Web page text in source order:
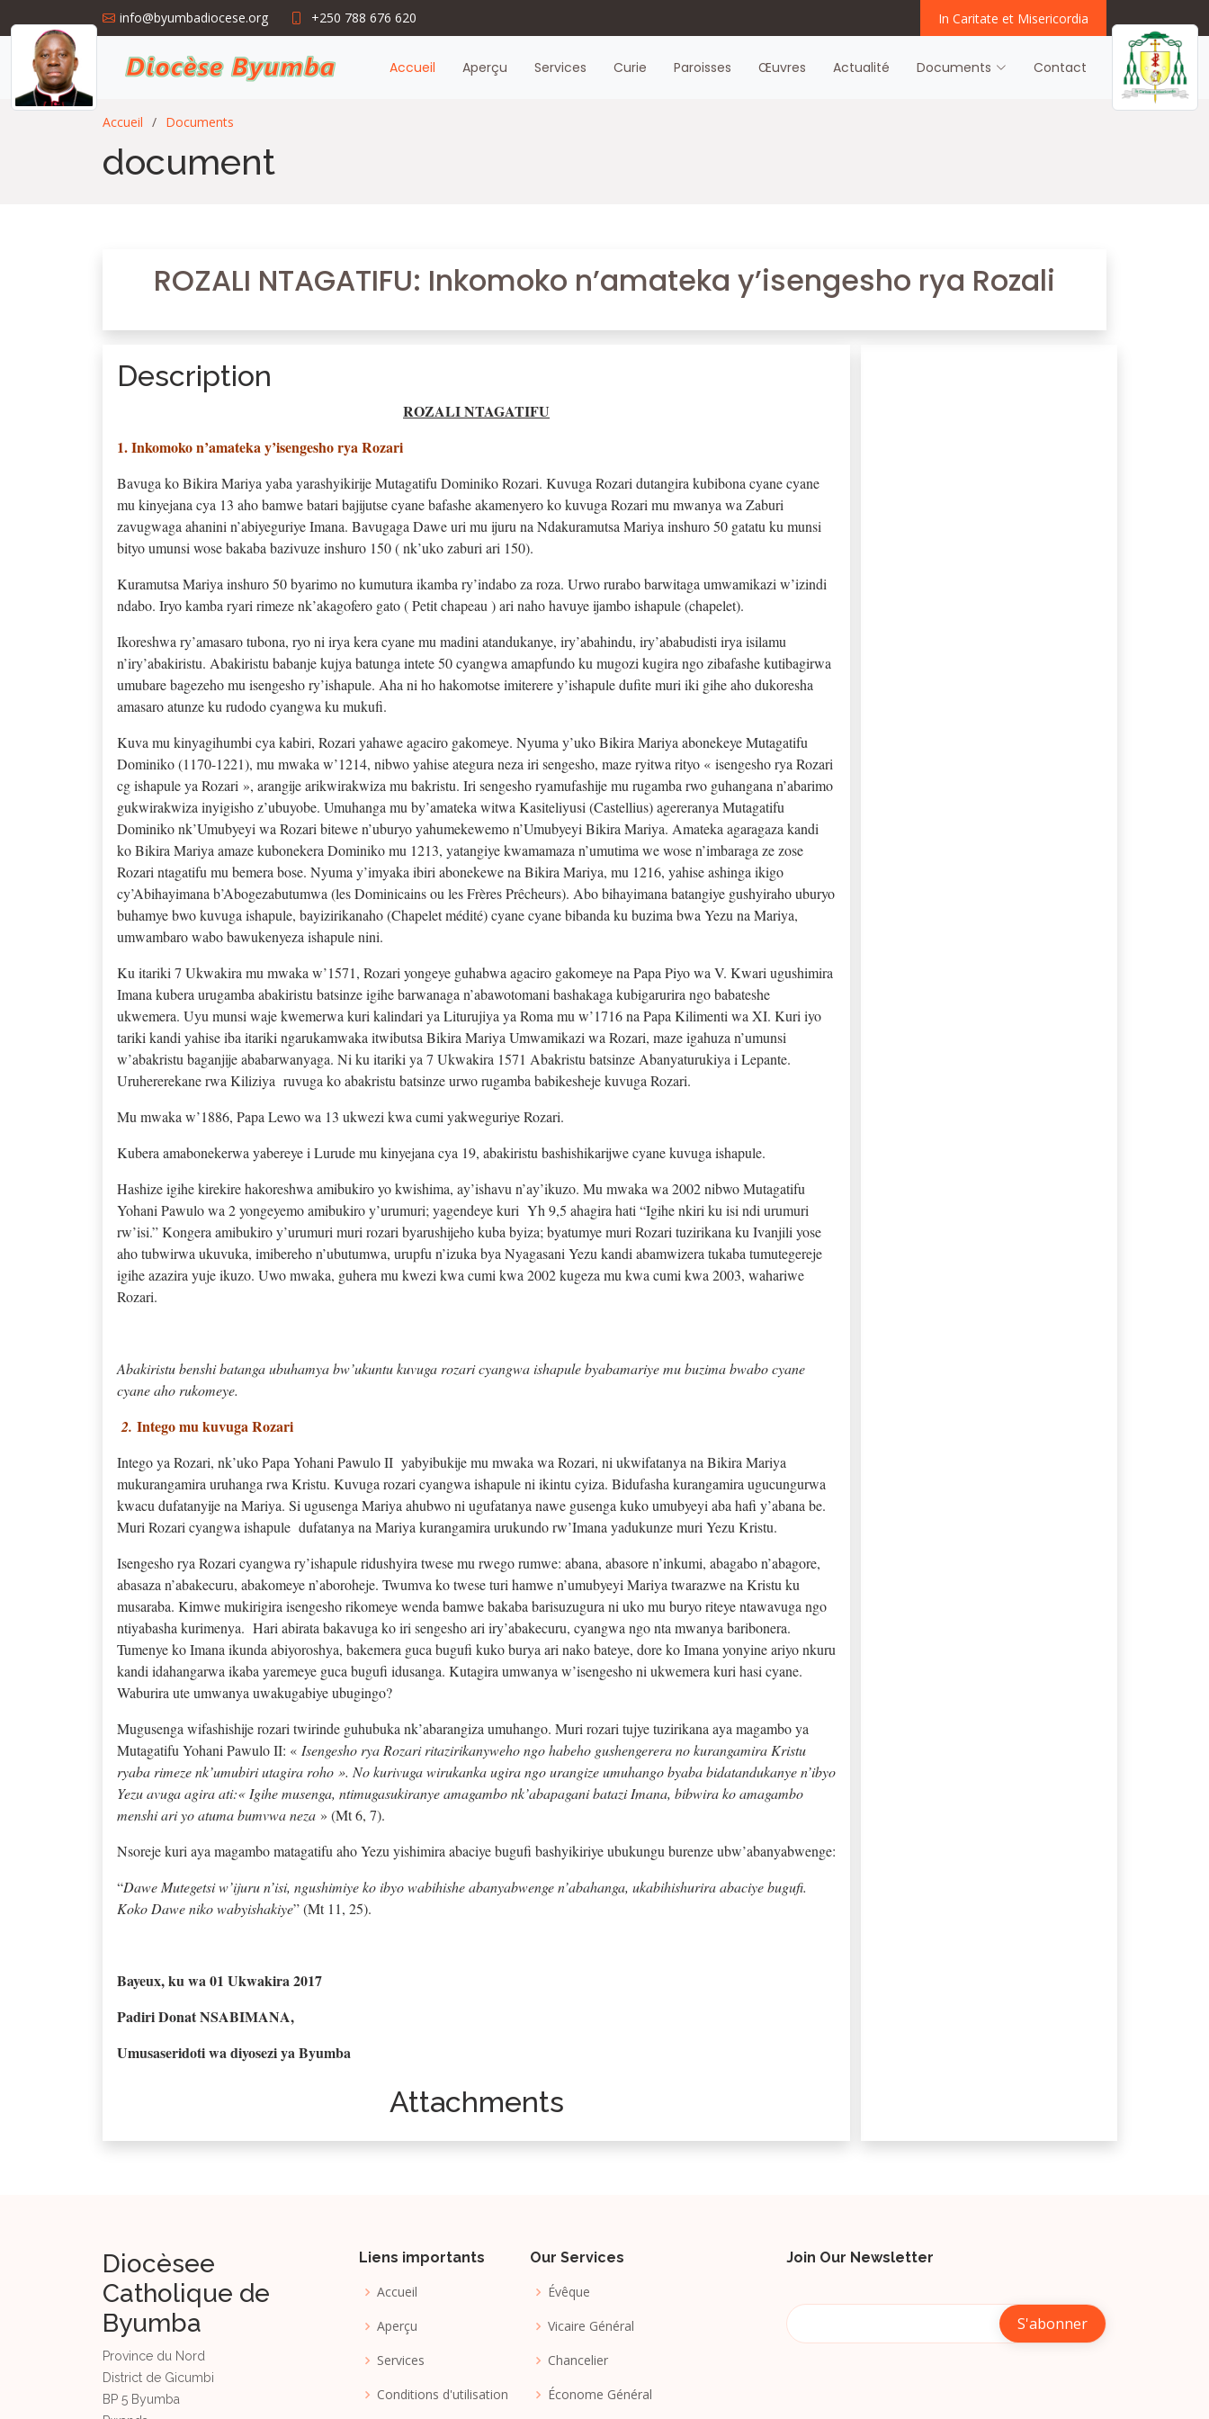
info@byumbadiocese.org +250 788 676 620 In Caritate et Misericordia
Accueil Aperçu Services Curie Paroisses Œuvres Actualité Documents Contact
Accueil Documents
document
ROZALI NTAGATIFU: Inkomoko n’amateka y’isengesho rya Rozali
Description
ROZALI NTAGATIFU
1. Inkomoko n’amateka y’isengesho rya Rozari
Bavuga ko Bikira Mariya yaba yarashyikirije Mutagatifu Dominiko Rozari. Kuvuga Rozari dutangira kubibona cyane cyane
mu kinyejana cya 13 aho bamwe batari bajijutse cyane bafashe akamenyero ko kuvuga Rozari mu mwanya wa Zaburi
zavugwaga ahanini n’abiyeguriye Imana. Bavugaga Dawe uri mu ijuru na Ndakuramutsa Mariya inshuro 50 gatatu ku munsi
bityo umunsi wose bakaba bazivuze inshuro 150 ( nk’uko zaburi ari 150).
Kuramutsa Mariya inshuro 50 byarimo no kumutura ikamba ry’indabo za roza. Urwo rurabo barwitaga umwamikazi w’izindi
ndabo. Iryo kamba ryari rimeze nk’akagofero gato ( Petit chapeau ) ari naho havuye ijambo ishapule (chapelet).
Ikoreshwa ry’amasaro tubona, ryo ni irya kera cyane mu madini atandukanye, iry’abahindu, iry’ababudisti irya isilamu
n’iry’abakiristu. Abakiristu babanje kujya batunga intete 50 cyangwa amapfundo ku mugozi kugira ngo zibafashe kutibagirwa
umubare bagezeho mu isengesho ry’ishapule. Aha ni ho hakomotse imiterere y’ishapule dufite muri iki gihe aho dukoresha
amasaro atunze ku rudodo cyangwa ku mukufi.
Kuva mu kinyagihumbi cya kabiri, Rozari yahawe agaciro gakomeye. Nyuma y’uko Bikira Mariya abonekeye Mutagatifu
Dominiko (1170-1221), mu mwaka w’1214, nibwo yahise ategura neza iri sengesho, maze ryitwa rityo « isengesho rya Rozari
cg ishapule ya Rozari », arangije arikwirakwiza mu bakristu. Iri sengesho ryamufashije mu rugamba rwo guhangana n’abarimo
gukwirakwiza inyigisho z’ubuyobe. Umuhanga mu by’amateka witwa Kasiteliyusi (Castellius) agereranya Mutagatifu
Dominiko nk’Umubyeyi wa Rozari bitewe n’uburyo yahumekewemo n’Umubyeyi Bikira Mariya. Amateka agaragaza kandi
ko Bikira Mariya amaze kubonekera Dominiko mu 1213, yatangiye kwamamaza n’umutima we wose n’imbaraga ze zose
Rozari ntagatifu mu bemera bose. Nyuma y’imyaka ibiri abonekewe na Bikira Mariya, mu 1216, yahise ashinga ikigo
cy’Abihayimana b’Abogezabutumwa (les Dominicains ou les Frères Prêcheurs). Abo bihayimana batangiye gushyiraho uburyo
buhamye bwo kuvuga ishapule, bayizirikanaho (Chapelet médité) cyane cyane bibanda ku buzima bwa Yezu na Mariya,
umwambaro wabo bawukenyeza ishapule nini.
Ku itariki 7 Ukwakira mu mwaka w’1571, Rozari yongeye guhabwa agaciro gakomeye na Papa Piyo wa V. Kwari ugushimira
Imana kubera urugamba abakiristu batsinze igihe barwanaga n’abawotomani bashakaga kubigarurira ngo babateshe
ukwemera. Uyu munsi waje kwemerwa kuri kalindari ya Liturujiya ya Roma mu w’1716 na Papa Kilimenti wa XI. Kuri iyo
tariki kandi yahise iba itariki ngarukamwaka itwibutsa Bikira Mariya Umwamikazi wa Rozari, maze igahuza n’umunsi
w’abakristu baganjije ababarwanyaga. Ni ku itariki ya 7 Ukwakira 1571 Abakristu batsinze Abanyaturukiya i Lepante.
Uruhererekane rwa Kiliziya ruvuga ko abakristu batsinze urwo rugamba babikesheje kuvuga Rozari.
Mu mwaka w’1886, Papa Lewo wa 13 ukwezi kwa cumi yakweguriye Rozari.
Kubera amabonekerwa yabereye i Lurude mu kinyejana cya 19, abakiristu bashishikarijwe cyane kuvuga ishapule.
Hashize igihe kirekire hakoreshwa amibukiro yo kwishima, ay’ishavu n’ay’ikuzo. Mu mwaka wa 2002 nibwo Mutagatifu
Yohani Pawulo wa 2 yongeyemo amibukiro y’urumuri; yagendeye kuri Yh 9,5 ahagira hati “Igihe nkiri ku isi ndi urumuri
rw’isi.” Kongera amibukiro y’urumuri muri rozari byarushijeho kuba byiza; byatumye muri Rozari tuzirikana ku Ivanjili yose
aho tubwirwa ukuvuka, imibereho n’ubutumwa, urupfu n’izuka bya Nyagasani Yezu kandi abamwizera tukaba tumutegereje
igihe azazira yuje ikuzo. Uwo mwaka, guhera mu kwezi kwa cumi kwa 2002 kugeza mu kwa cumi kwa 2003, wahariwe
Rozari.
Abakiristu benshi batanga ubuhamya bw’ukuntu kuvuga rozari cyangwa ishapule byabamariye mu buzima bwabo cyane
cyane aho rukomeye.
2. Intego mu kuvuga Rozari
Intego ya Rozari, nk’uko Papa Yohani Pawulo II yabyibukije mu mwaka wa Rozari, ni ukwifatanya na Bikira Mariya
mukurangamira uruhanga rwa Kristu. Kuvuga rozari cyangwa ishapule ni ikintu cyiza. Bidufasha kurangamira ugucungurwa
kwacu dufatanyije na Mariya. Si ugusenga Mariya ahubwo ni ugufatanya nawe gusenga kuko umubyeyi aba hafi y’abana be.
Muri Rozari cyangwa ishapule dufatanya na Mariya kurangamira urukundo rw’Imana yadukunze muri Yezu Kristu.
Isengesho rya Rozari cyangwa ry’ishapule ridushyira twese mu rwego rumwe: abana, abasore n’inkumi, abagabo n’abagore,
abasaza n’abakecuru, abakomeye n’aboroheje. Twumva ko twese turi hamwe n’umubyeyi Mariya twarazwe na Kristu ku
musaraba. Kimwe mukirigira isengesho rikomeye wenda bamwe bakaba barisuzugura ni uko mu buryo riteye ntawavuga ngo
ntiyabasha kurimenya. Hari abirata bakavuga ko iri sengesho ari iry’abakecuru, cyangwa ngo nta mwanya baribonera.
Tumenye ko Imana ikunda abiyoroshya, bakemera guca bugufi kuko burya ari nako bateye, dore ko Imana yonyine ariyo nkuru
kandi idahangarwa ikaba yaremeye guca bugufi idusanga. Kutagira umwanya w’isengesho ni ukwemera kuri hasi cyane.
Waburira ute umwanya uwakugabiye ubugingo?
Mugusenga wifashishije rozari twirinde guhubuka nk’abarangiza umuhango. Muri rozari tujye tuzirikana aya magambo ya
Mutagatifu Yohani Pawulo II: « Isengesho rya Rozari ritazirikanyweho ngo habeho gushengerera no kurangamira Kristu
ryaba rimeze nk’umubiri utagira roho ». No kurivuga wirukanka ugira ngo urangize umuhango byaba bidatandukanye n’ibyo
Yezu avuga agira ati:« Igihe musenga, ntimugasukiranye amagambo nk’abapagani batazi Imana, bibwira ko amagambo
menshi ari yo atuma bumvwa neza » (Mt 6, 7).
Nsoreje kuri aya magambo matagatifu aho Yezu yishimira abaciye bugufi bashyikiriye ubukungu burenze ubw’abanyabwenge:
“Dawe Mutegetsi w’ijuru n’isi, ngushimiye ko ibyo wabihishe abanyabwenge n’abahanga, ukabihishurira abaciye bugufi.
Koko Dawe niko wabyishakiye” (Mt 11, 25).
Bayeux, ku wa 01 Ukwakira 2017
Padiri Donat NSABIMANA,
Umusaseridoti wa diyosezi ya Byumba
Attachments
Diocèsee
Catholique de
Byumba
Province du Nord
District de Gicumbi
BP 5 Byumba
Liens importants
Accueil
Aperçu
Services
Conditions d'utilisation
Our Services
Évêque
Vicaire Général
Chancelier
Économe Général
Join Our Newsletter